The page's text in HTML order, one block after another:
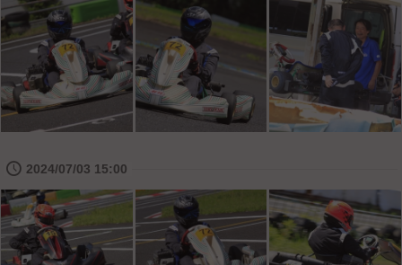
🕔 2024/07/03 15:00